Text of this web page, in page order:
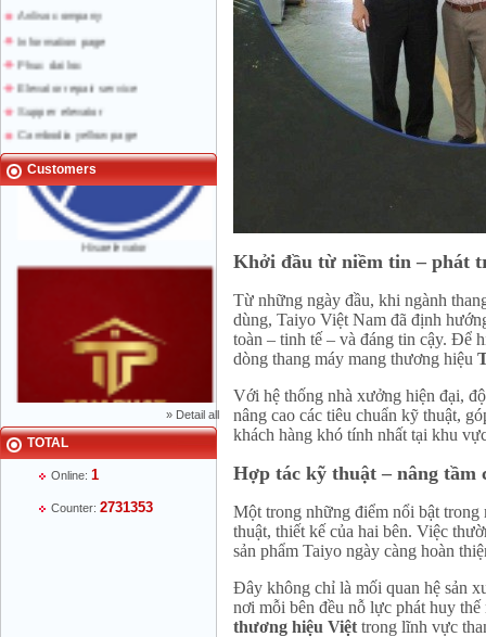
Information page
Phuc dai loc
Elevator repair service
Supper elevator
Cambodia yellow page
Lao yellow pages
Labour news
Customers
Hisaelevator
Mr Phạm Đức Thuận - Director - 0904 788
» Detail all
TOTAL
Online: 1
Counter: 2731353
Khởi đầu từ niềm tin – phát
Từ những ngày đầu, khi ngành
dùng, Taiyo Việt Nam đã định
toàn – tinh tế – và đáng tin cậy. Để
dòng thang máy mang thương hiệu
Với hệ thống nhà xưởng hiện đại,
nâng cao các tiêu chuẩn kỹ thuật,
khách hàng khó tính nhất tại khu
Hợp tác kỹ thuật – nâng tầm
Một trong những điểm nổi bật
thuật, thiết kế của hai bên. Việc
sản phẩm Taiyo ngày càng hoàn
Đây không chỉ là mối quan hệ sản
nơi mỗi bên đều nỗ lực phát huy
thương hiệu Việt trong lĩnh vực